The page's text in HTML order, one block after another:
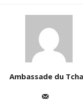
Ambassade du